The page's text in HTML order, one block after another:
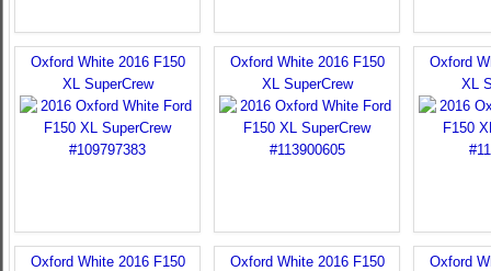
Oxford White 2016 F150
XL SuperCrew
Oxford White 2016 F150
XL SuperCrew
Oxford
XL
Oxford White 2016 F150
Oxford White 2016 F150
Oxford